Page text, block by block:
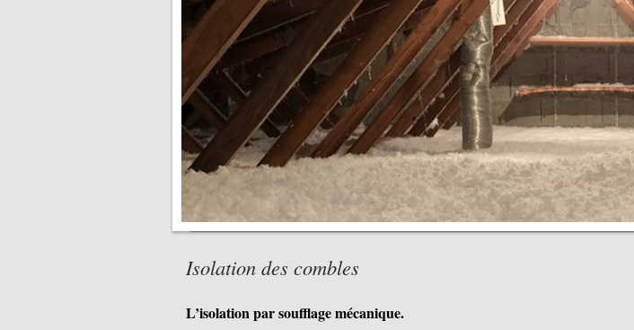
Isolation des combles
L’isolation par soufflage mécanique.